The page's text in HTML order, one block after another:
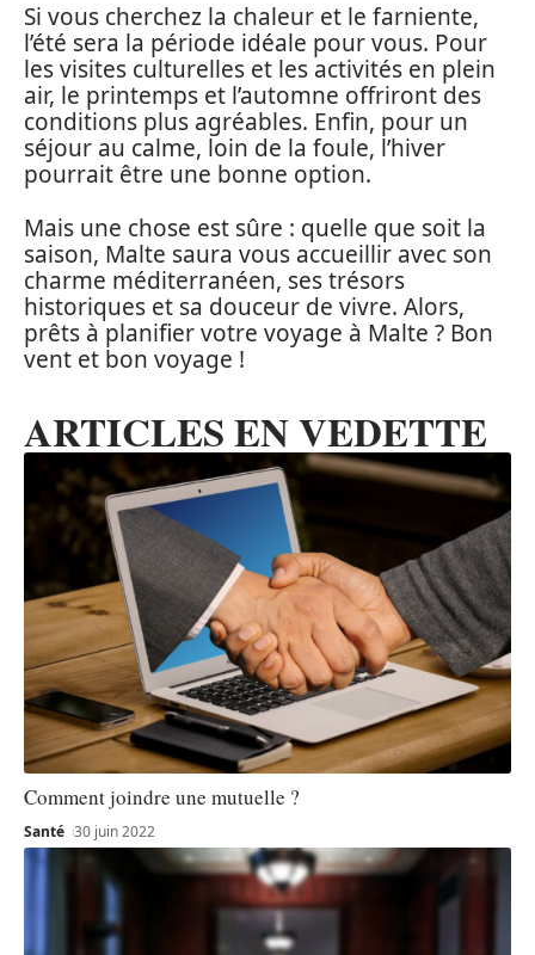
Si vous cherchez la chaleur et le farniente,
l’été sera la période idéale pour vous. Pour
les visites culturelles et les activités en plein
air, le printemps et l’automne offriront des
conditions plus agréables. Enfin, pour un
séjour au calme, loin de la foule, l’hiver
pourrait être une bonne option.
Mais une chose est sûre : quelle que soit la
saison, Malte saura vous accueillir avec son
charme méditerranéen, ses trésors
historiques et sa douceur de vivre. Alors,
prêts à planifier votre voyage à Malte ? Bon
vent et bon voyage !
ARTICLES EN VEDETTE
Comment joindre une mutuelle ?
Santé 30 juin 2022